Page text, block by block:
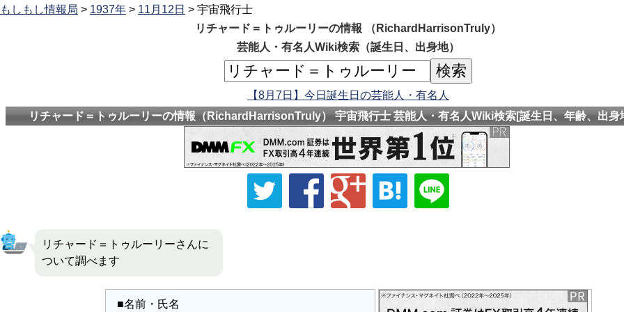
もしもし情報局 > 1937年 > 11月12日 > 宇宙飛行士
リチャード＝トゥルーリーの情報 （RichardHarrisonTruly）
芸能人・有名人Wiki検索（誕生日、出身地）
【8月7日】今日誕生日の芸能人・有名人
リチャード＝トゥルーリーの情報（RichardHarrisonTruly） 宇宙飛行士 芸能人・有名人Wiki検索[誕生日、年齢、出身
リチャード＝トゥルーリーさんに
ついて調べます
■名前・氏名